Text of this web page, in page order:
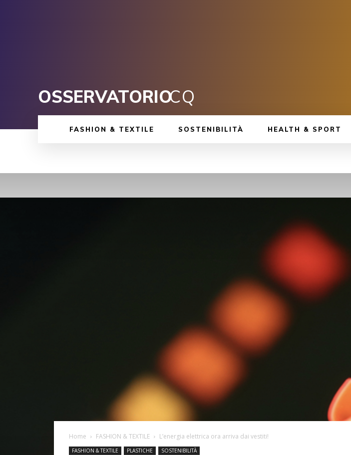
OSSERVATORIOCQ
FASHION & TEXTILE SOSTENIBILITÀ HEALTH & SPORT
Home FASHION & TEXTILE L’energia elettrica ora arriva dai vestiti!
FASHION & TEXTILE PLASTICHE SOSTENIBILITÀ